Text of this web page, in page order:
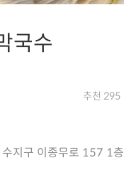
국수
추천 295
수지구 이종무로 157 1층